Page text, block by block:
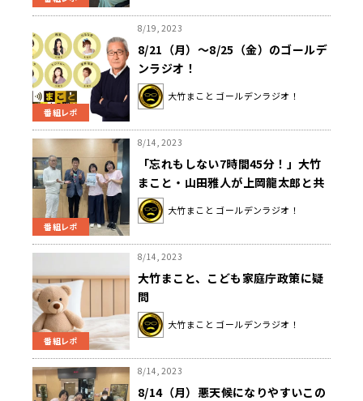
番組レポ
8/19, 2023
8/21（月）～8/25（金）のゴールデ
ンラジオ！
大竹まこと ゴールデンラジオ！
番組レポ
8/14, 2023
「忘れもしない7時間45分！」大竹
まこと・山田雅人が上岡龍太郎と共
に出場したマラソンのイヤな思い出
を語る
大竹まこと ゴールデンラジオ！
番組レポ
8/14, 2023
大竹まこと、こども家庭庁政策に疑
問
大竹まこと ゴールデンラジオ！
8/14, 2023
8/14（月）悪天候になりやすいこの